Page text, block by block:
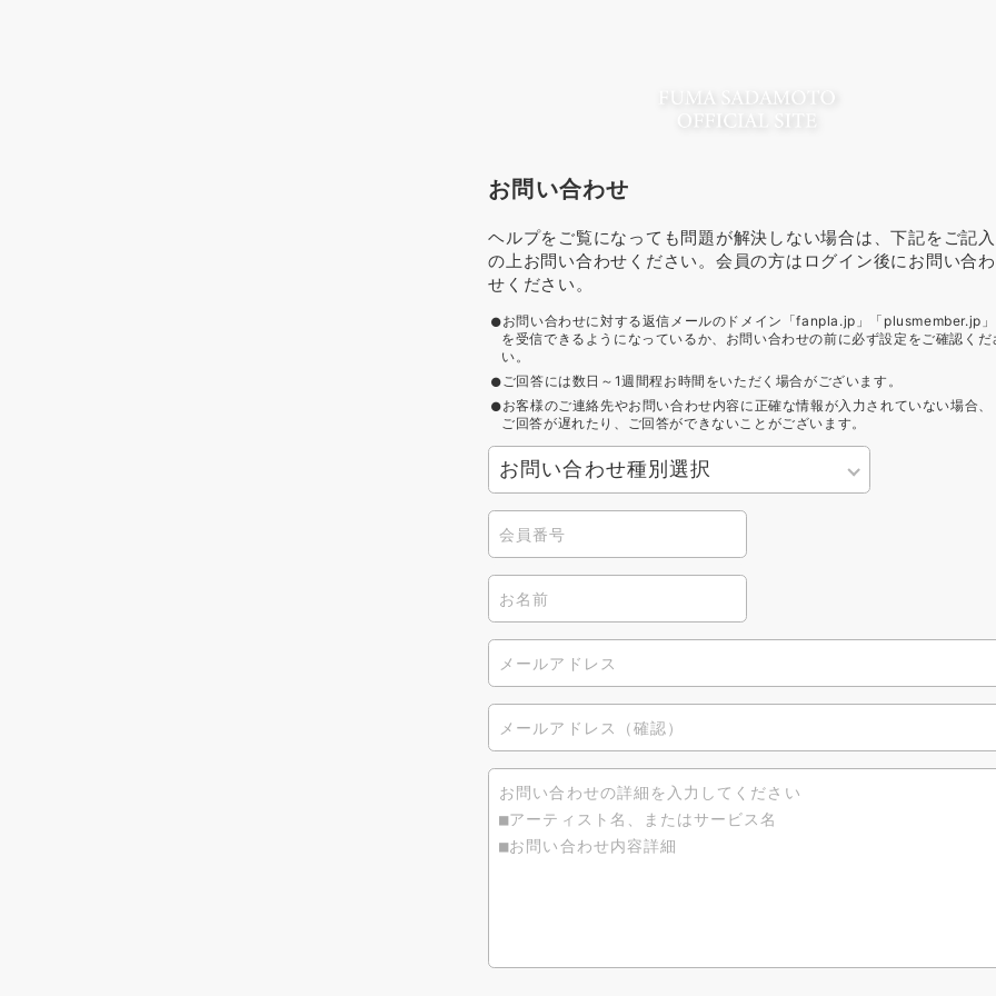
お問い合わせ
ヘルプをご覧になっても問題が解決しない場合は、下記をご記入
の上お問い合わせください。会員の方はログイン後にお問い合わ
せください。
お問い合わせに対する返信メールのドメイン「fanpla.jp」「plusmember.jp」
を受信できるようになっているか、お問い合わせの前に必ず設定をご確認くだ
い。
ご回答には数日～1週間程お時間をいただく場合がございます。
お客様のご連絡先やお問い合わせ内容に正確な情報が入力されていない場合、
ご回答が遅れたり、ご回答ができないことがございます。